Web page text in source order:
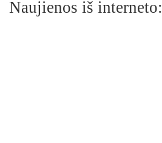
Naujienos iš interneto: